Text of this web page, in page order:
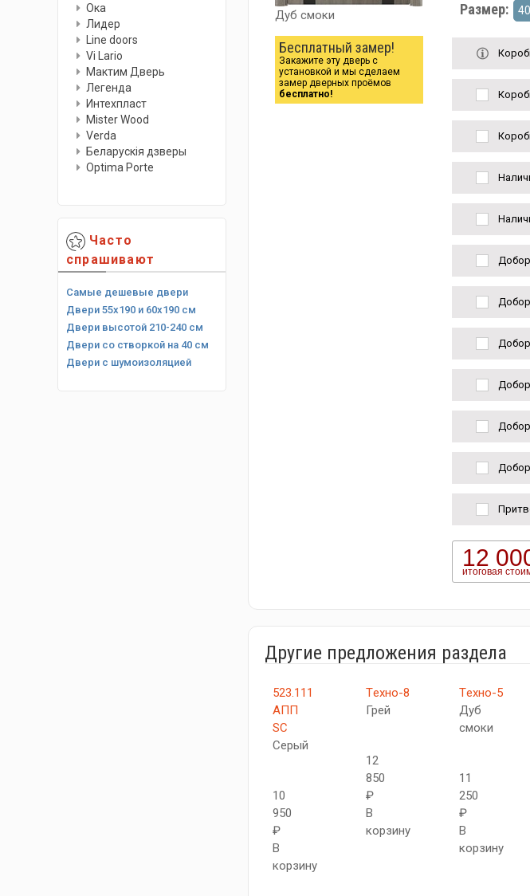
Ока
Лидер
Line doors
Vi Lario
Мактим Дверь
Легенда
Интехпласт
Мister Wood
Verda
Беларускiя дзверы
Optima Porte
Часто
спрашивают
Самые дешевые двери
Двери 55х190 и 60х190 см
Двери высотой 210-240 см
Двери со створкой на 40 см
Двери с шумоизоляцией
Дуб смоки
Бесплатный замер!
Закажите эту дверь с
установкой и мы сделаем
замер дверных проёмов
бесплатно!
Размер:
12
итоговая
Другие предложения раздела
523.111
АПП
SC
Серый
10
950
₽
В
корзину
Tехно-8
Грей
12
850
₽
В
корзину
Tехно-5
Дуб
смоки
11
250
₽
В
корзину